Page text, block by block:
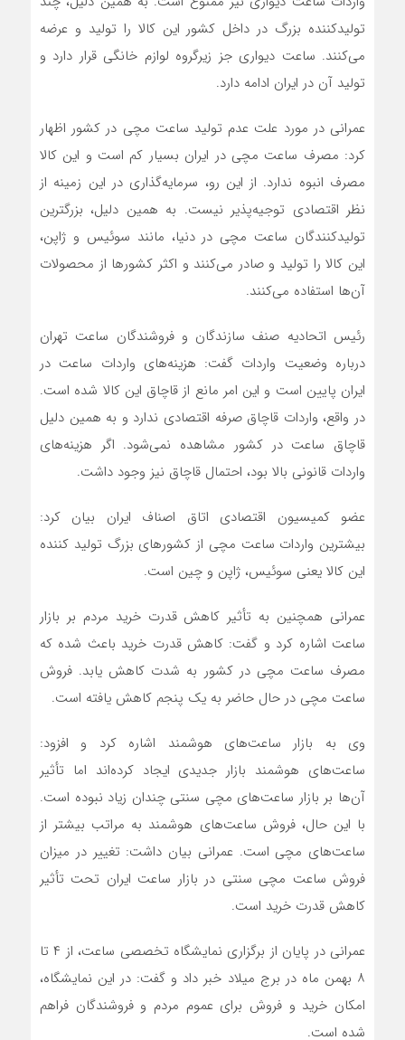
تولیدکننده بزرگ در داخل کشور این کالا را تولید و عرضه
می‌کنند. ساعت دیواری جز زیرگروه لوازم خانگی قرار دارد و
تولید آن در ایران ادامه دارد.
عمرانی در مورد علت عدم تولید ساعت مچی در کشور اظهار
کرد: مصرف ساعت مچی در ایران بسیار کم است و این کالا
مصرف انبوه ندارد. از این رو، سرمایه‌گذاری در این زمینه از
نظر اقتصادی توجیه‌پذیر نیست. به همین دلیل، بزرگترین
تولیدکنندگان ساعت مچی در دنیا، مانند سوئیس و ژاپن،
این کالا را تولید و صادر می‌کنند و اکثر کشورها از محصولات
آن‌ها استفاده می‌کنند.
رئیس اتحادیه صنف سازندگان و فروشندگان ساعت تهران
درباره وضعیت واردات گفت: هزینه‌های واردات ساعت در
ایران پایین است و این امر مانع از قاچاق این کالا شده است.
در واقع، واردات قاچاق صرفه اقتصادی ندارد و به همین دلیل
قاچاق ساعت در کشور مشاهده نمی‌شود. اگر هزینه‌های
واردات قانونی بالا بود، احتمال قاچاق نیز وجود داشت.
عضو کمیسیون اقتصادی اتاق اصناف ایران بیان کرد:
بیشترین واردات ساعت مچی از کشورهای بزرگ تولید کننده
این کالا یعنی سوئیس، ژاپن و چین است.
عمرانی همچنین به تأثیر کاهش قدرت خرید مردم بر بازار
ساعت اشاره کرد و گفت: کاهش قدرت خرید باعث شده که
مصرف ساعت مچی در کشور به شدت کاهش یابد. فروش
ساعت مچی در حال حاضر به یک پنجم کاهش یافته است.
وی به بازار ساعت‌های هوشمند اشاره کرد و افزود:
ساعت‌های هوشمند بازار جدیدی ایجاد کرده‌اند اما تأثیر
آن‌ها بر بازار ساعت‌های مچی سنتی چندان زیاد نبوده است.
با این حال، فروش ساعت‌های هوشمند به مراتب بیشتر از
ساعت‌های مچی است. عمرانی بیان داشت: تغییر در میزان
فروش ساعت مچی سنتی در بازار ساعت ایران تحت تأثیر
کاهش قدرت خرید است.
عمرانی در پایان از برگزاری نمایشگاه تخصصی ساعت، از ۴ تا
۸ بهمن ماه در برج میلاد خبر داد و گفت: در این نمایشگاه،
امکان خرید و فروش برای عموم مردم و فروشندگان فراهم
شده است.